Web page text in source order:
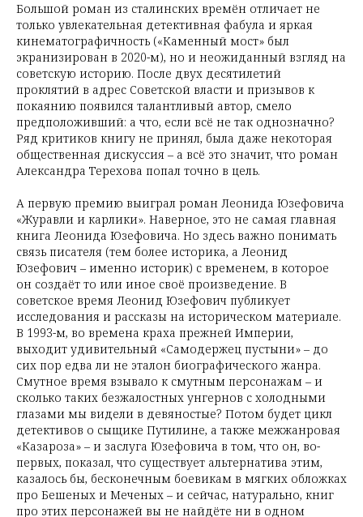
Большой роман из сталинских времён отличает не
только увлекательная детективная фабула и яркая
кинематографичность («Каменный мост» был
экранизирован в 2020-м), но и неожиданный взгляд на
советскую историю. После двух десятилетий
проклятий в адрес Советской власти и призывов к
покаянию появился талантливый автор, смело
предположивший: а что, если всё не так однозначно?
Ряд критиков книгу не принял, была даже некоторая
общественная дискуссия – а всё это значит, что роман
Александра Терехова попал точно в цель.
А первую премию выиграл роман Леонида Юзефовича
«Журавли и карлики». Наверное, это не самая главная
книга Леонида Юзефовича. Но здесь важно понимать
связь писателя (тем более историка, а Леонид
Юзефович – именно историк) с временем, в которое
он создаёт то или иное своё произведение. В
советское время Леонид Юзефович публикует
исследования и рассказы на историческом материале.
В 1993-м, во времена краха прежней Империи,
выходит удивительный «Самодержец пустыни» – до
сих пор едва ли не эталон биографического жанра.
Смутное время взывало к смутным персонажам – и
сколько таких безжалостных унгернов с холодными
глазами мы видели в девяностые? Потом будет цикл
детективов о сыщике Путилине, а также межжанровая
«Казароза» – и заслуга Юзефовича в том, что он, во-
первых, показал, что существует альтернатива этим,
казалось бы, бесконечным боевикам в мягких обложках
про Бешеных и Меченых – и сейчас, натурально, книг
про этих персонажей вы не найдёте ни в одном